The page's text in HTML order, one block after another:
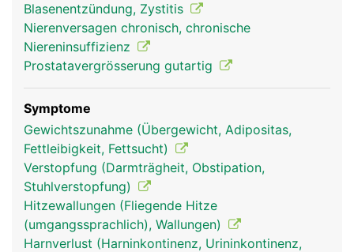
Blasenentzündung, Zystitis
Nierenversagen chronisch, chronische
Niereninsuffizienz
Prostatavergrösserung gutartig
Symptome
Gewichtszunahme (Übergewicht, Adipositas,
Fettleibigkeit, Fettsucht)
Verstopfung (Darmträgheit, Obstipation,
Stuhlverstopfung)
Hitzewallungen (Fliegende Hitze
(umgangssprachlich), Wallungen)
Harnverlust (Harninkontinenz, Urininkontinenz,